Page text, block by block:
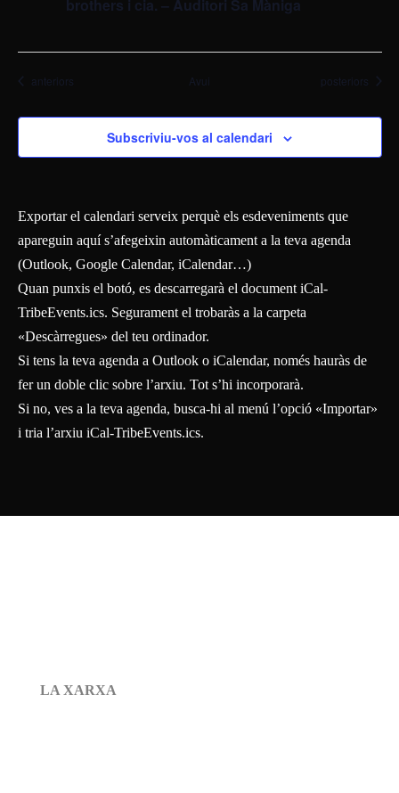
brothers i cia. – Auditori Sa Màniga
Esdeveniments
anteriors Avui Esdeveniments
posteriors
Subscriviu-vos al calendari
Exportar el calendari serveix perquè els esdeveniments que
apareguin aquí s’afegeixin automàticament a la teva agenda
(Outlook, Google Calendar, iCalendar…)
Quan punxis el botó, es descarregarà el document iCal-
TribeEvents.ics. Segurament el trobaràs a la carpeta
«Descàrregues» del teu ordinador.
Si tens la teva agenda a Outlook o iCalendar, només hauràs de
fer un doble clic sobre l’arxiu. Tot s’hi incorporarà.
Si no, ves a la teva agenda, busca-hi al menú l’opció «Importar»
i tria l’arxiu iCal-TribeEvents.ics.
LA XARXA